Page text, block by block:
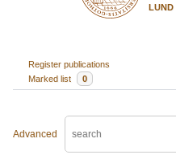
LUND
Register publications
Marked list
0
Advanced